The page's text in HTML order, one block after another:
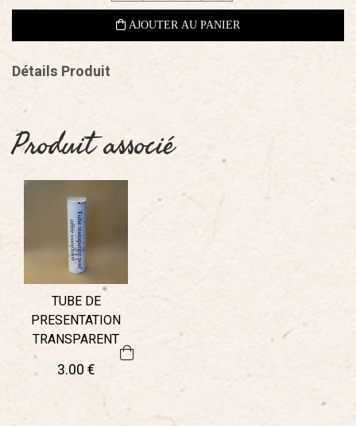
Détails Produit
Produit associé
TUBE DE
PRESENTATION
TRANSPARENT
3.00€